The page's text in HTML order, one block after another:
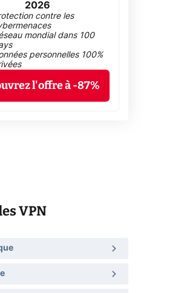
2026
contre les
mondial dans 100
personnelles 100%
l'offre à -87%
VPN